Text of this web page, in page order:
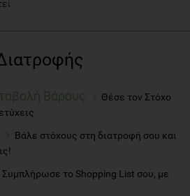
Βάρους
Θέσε τον Στόχο
Βάλε στόχους στη διατροφή σου και
Συμπλήρωσε το Shopping List σου, με